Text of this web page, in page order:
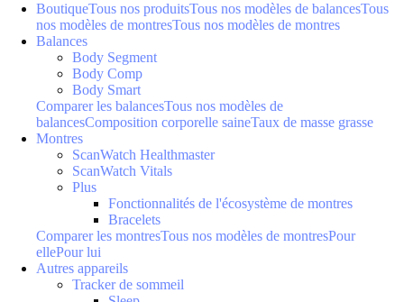
BoutiqueTous nos produitsTous nos modèles de balancesTous
nos modèles de montresTous nos modèles de montres
Balances
Body Segment
Body Comp
Body Smart
Comparer les balancesTous nos modèles de
balancesComposition corporelle saineTaux de masse grasse
Montres
ScanWatch Healthmaster
ScanWatch Vitals
Plus
Fonctionnalités de l'écosystème de montres
Bracelets
Comparer les montresTous nos modèles de montresPour
ellePour lui
Autres appareils
Tracker de sommeil